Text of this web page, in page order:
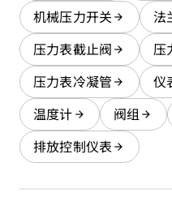
机械压力开关
法
压力表截止阀
压
压力表冷凝管
仪
温度计
阀组
排放控制仪表